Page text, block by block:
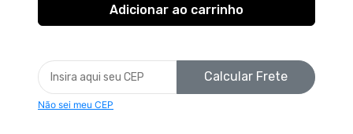
Calcular Frete
Não sei meu CEP